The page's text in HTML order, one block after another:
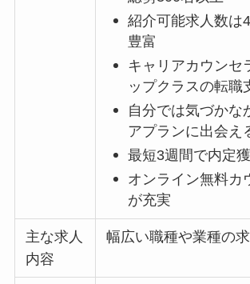
紹介可能求人数は
豊富
キャリアカウンセ
ップクラスの転職
自分では気づかな
アプランに出会え
最短3週間で内定
オンライン無料カ
が充実
主な求人
内容
幅広い職種や業種の